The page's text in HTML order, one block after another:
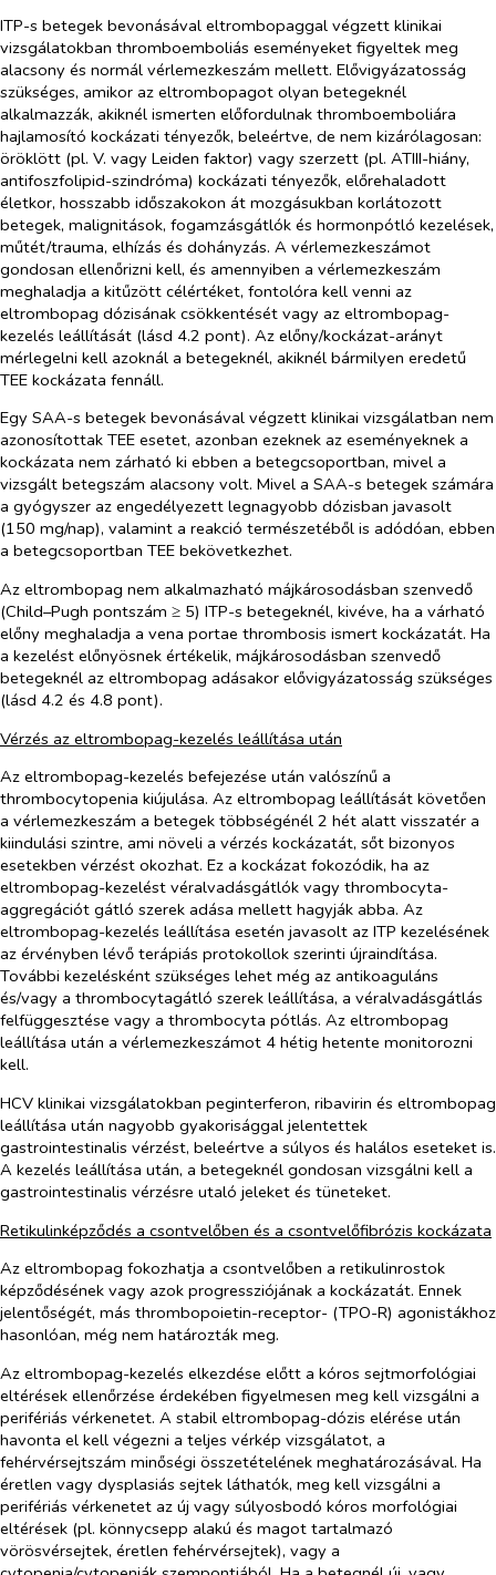
ITP-s betegek bevonásával eltrombopaggal végzett klinikai
vizsgálatokban thromboemboliás eseményeket figyeltek meg
alacsony és normál vérlemezkeszám mellett. Elővigyázatosság
szükséges, amikor az eltrombopagot olyan betegeknél
alkalmazzák, akiknél ismerten előfordulnak thromboemboliára
hajlamosító kockázati tényezők, beleértve, de nem kizárólagosan:
öröklött (pl. V. vagy Leiden faktor) vagy szerzett (pl. ATIII-hiány,
antifoszfolipid-szindróma) kockázati tényezők, előrehaladott
életkor, hosszabb időszakokon át mozgásukban korlátozott
betegek, malignitások, fogamzásgátlók és hormonpótló kezelések,
műtét/trauma, elhízás és dohányzás. A vérlemezkeszámot
gondosan ellenőrizni kell, és amennyiben a vérlemezkeszám
meghaladja a kitűzött célértéket, fontolóra kell venni az
eltrombopag dózisának csökkentését vagy az eltrombopag-
kezelés leállítását (lásd 4.2 pont). Az előny/kockázat-arányt
mérlegelni kell azoknál a betegeknél, akiknél bármilyen eredetű
TEE kockázata fennáll.
Egy SAA-s betegek bevonásával végzett klinikai vizsgálatban nem
azonosítottak TEE esetet, azonban ezeknek az eseményeknek a
kockázata nem zárható ki ebben a betegcsoportban, mivel a
vizsgált betegszám alacsony volt. Mivel a SAA-s betegek számára
a gyógyszer az engedélyezett legnagyobb dózisban javasolt
(150 mg/nap), valamint a reakció természetéből is adódóan, ebben
a betegcsoportban TEE bekövetkezhet.
Az eltrombopag nem alkalmazható májkárosodásban szenvedő
(Child–Pugh pontszám ≥ 5) ITP-s betegeknél, kivéve, ha a várható
előny meghaladja a vena portae thrombosis ismert kockázatát. Ha
a kezelést előnyösnek értékelik, májkárosodásban szenvedő
betegeknél az eltrombopag adásakor elővigyázatosság szükséges
(lásd 4.2 és 4.8 pont).
Vérzés az eltrombopag-kezelés leállítása után
Az eltrombopag-kezelés befejezése után valószínű a
thrombocytopenia kiújulása. Az eltrombopag leállítását követően
a vérlemezkeszám a betegek többségénél 2 hét alatt visszatér a
kiindulási szintre, ami növeli a vérzés kockázatát, sőt bizonyos
esetekben vérzést okozhat. Ez a kockázat fokozódik, ha az
eltrombopag-kezelést véralvadásgátlók vagy thrombocyta-
aggregációt gátló szerek adása mellett hagyják abba. Az
eltrombopag-kezelés leállítása esetén javasolt az ITP kezelésének
az érvényben lévő terápiás protokollok szerinti újraindítása.
További kezelésként szükséges lehet még az antikoaguláns
és/vagy a thrombocytagátló szerek leállítása, a véralvadásgátlás
felfüggesztése vagy a thrombocyta pótlás. Az eltrombopag
leállítása után a vérlemezkeszámot 4 hétig hetente monitorozni
kell.
HCV klinikai vizsgálatokban peginterferon, ribavirin és eltrombopag
leállítása után nagyobb gyakorisággal jelentettek
gastrointestinalis vérzést, beleértve a súlyos és halálos eseteket is.
A kezelés leállítása után, a betegeknél gondosan vizsgálni kell a
gastrointestinalis vérzésre utaló jeleket és tüneteket.
Retikulinképződés a csontvelőben és a csontvelőfibrózis kockázata
Az eltrombopag fokozhatja a csontvelőben a retikulinrostok
képződésének vagy azok progressziójának a kockázatát. Ennek
jelentőségét, más thrombopoietin-receptor- (TPO-R) agonistákhoz
hasonlóan, még nem határozták meg.
Az eltrombopag-kezelés elkezdése előtt a kóros sejtmorfológiai
eltérések ellenőrzése érdekében figyelmesen meg kell vizsgálni a
perifériás vérkenetet. A stabil eltrombopag-dózis elérése után
havonta el kell végezni a teljes vérkép vizsgálatot, a
fehérvérsejtszám minőségi összetételének meghatározásával. Ha
éretlen vagy dysplasiás sejtek láthatók, meg kell vizsgálni a
perifériás vérkenetet az új vagy súlyosbodó kóros morfológiai
eltérések (pl. könnycsepp alakú és magot tartalmazó
vörösvérsejtek, éretlen fehérvérsejtek), vagy a